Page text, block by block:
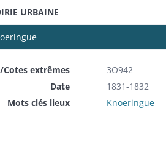
URBAINE
Cotes extrêmes
3O942
Date
1831-1832
Mots clés lieux
Knoeringue